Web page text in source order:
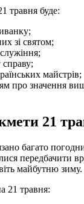
травня буде:
зі святом;
майстрів;
про значення
21
багато
передбачити
майбутню зиму.
21 травня: